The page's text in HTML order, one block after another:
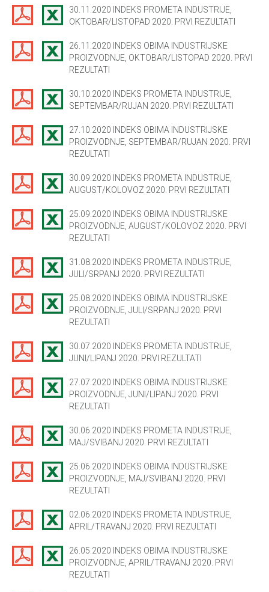
30.11.2020 INDEKS PROMETA INDUSTRIJE,
OKTOBAR/LISTOPAD 2020. PRVI REZULTATI
26.11.2020 INDEKS OBIMA INDUSTRIJSKE
PROIZVODNJE, OKTOBAR/LISTOPAD 2020. PRVI
REZULTATI
30.10.2020 INDEKS PROMETA INDUSTRIJE,
SEPTEMBAR/RUJAN 2020. PRVI REZULTATI
27.10.2020 INDEKS OBIMA INDUSTRIJSKE
PROIZVODNJE, SEPTEMBAR/RUJAN 2020. PRVI
REZULTATI
30.09.2020 INDEKS PROMETA INDUSTRIJE,
AUGUST/KOLOVOZ 2020. PRVI REZULTATI
25.09.2020 INDEKS OBIMA INDUSTRIJSKE
PROIZVODNJE, AUGUST/KOLOVOZ 2020. PRVI
REZULTATI
31.08.2020 INDEKS PROMETA INDUSTRIJE,
JULI/SRPANJ 2020. PRVI REZULTATI
25.08.2020 INDEKS OBIMA INDUSTRIJSKE
PROIZVODNJE, JULI/SRPANJ 2020. PRVI
REZULTATI
30.07.2020 INDEKS PROMETA INDUSTRIJE,
JUNI/LIPANJ 2020. PRVI REZULTATI
27.07.2020 INDEKS OBIMA INDUSTRIJSKE
PROIZVODNJE, JUNI/LIPANJ 2020. PRVI
REZULTATI
30.06.2020 INDEKS PROMETA INDUSTRIJE,
MAJ/SVIBANJ 2020. PRVI REZULTATI
25.06.2020 INDEKS OBIMA INDUSTRIJSKE
PROIZVODNJE, MAJ/SVIBANJ 2020. PRVI
REZULTATI
02.06.2020 INDEKS PROMETA INDUSTRIJE,
APRIL/TRAVANJ 2020. PRVI REZULTATI
26.05.2020 INDEKS OBIMA INDUSTRIJSKE
PROIZVODNJE, APRIL/TRAVANJ 2020. PRVI
REZULTATI